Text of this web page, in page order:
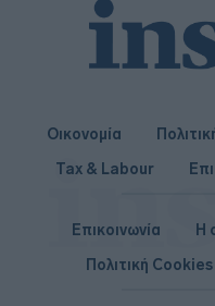
Οικονομία
Tax & Labour
Επικοινωνία Η
Πολιτική Cookies